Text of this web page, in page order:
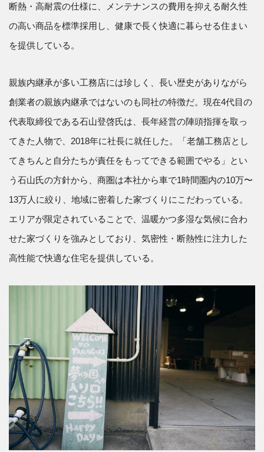
断熱・高耐震の仕様に、メンテナンスの費用を抑える耐久性
の高い商品を標準採用し、健康で長く快適に暮らせる住まい
を提供している。
親族内継承が多い工務店には珍しく、長い歴史がありながら
創業者の親族内継承ではないのも同社の特徴だ。現在4代目の
代表取締役である石山登啓氏は、長年経営の陣頭指揮を取っ
てきた人物で、2018年に社長に就任した。「老舗工務店とし
てきちんと自分たちが責任をもってできる範囲でやる」とい
う石山氏の方針から、商圏は本社から車で1時間圏内の10万〜
13万人に絞り、地域に密着した家づくりにこだわっている。
エリアが限定されていることで、温暖かつ多湿な気候に合わ
せた家づくりを強みとしており、気密性・断熱性に注力した
高性能で快適な住宅を提供している。